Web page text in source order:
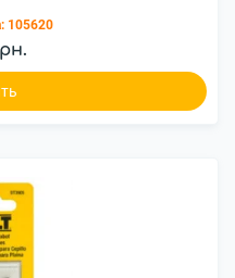
105620